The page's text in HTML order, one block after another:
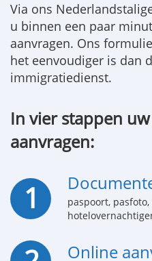
Via ons
u binnen een paar
aanvragen. Ons
het eenvoudiger is dan
immigratiedienst.
In vier stappen
aanvragen:
1
paspoort,
Online